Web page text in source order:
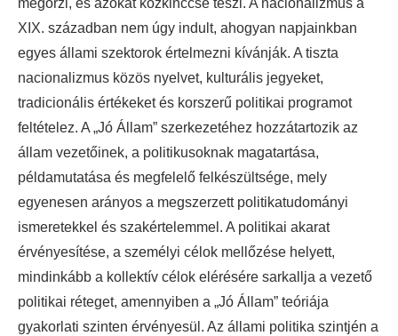
megőrzi, és azokat közkinccsé teszi. A nacionalizmus a
XIX. században nem úgy indult, ahogyan napjainkban
egyes állami szektorok értelmezni kívánják. A tiszta
nacionalizmus közös nyelvet, kulturális jegyeket,
tradicionális értékeket és korszerű politikai programot
feltételez. A „Jó Állam” szerkezetéhez hozzátartozik az
állam vezetőinek, a politikusoknak magatartása,
példamutatása és megfelelő felkészültsége, mely
egyenesen arányos a megszerzett politikatudományi
ismeretekkel és szakértelemmel. A politikai akarat
érvényesítése, a személyi célok mellőzése helyett,
mindinkább a kollektív célok elérésére sarkallja a vezető
politikai réteget, amennyiben a „Jó Állam” teóriája
gyakorlati szinten érvényesül. Az állami politika szintjén a